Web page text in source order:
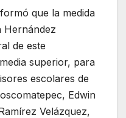
que la medida
Hernández
de este
superior, para
escolares de
Edwin
Velázquez,